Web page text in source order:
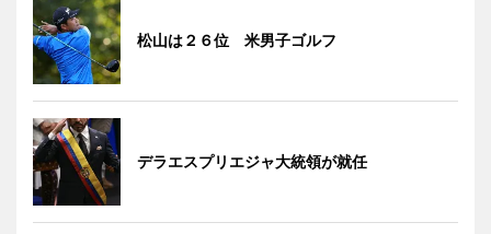
松山は２６位 米男子ゴルフ
デラエスプリエジャ大統領が就任